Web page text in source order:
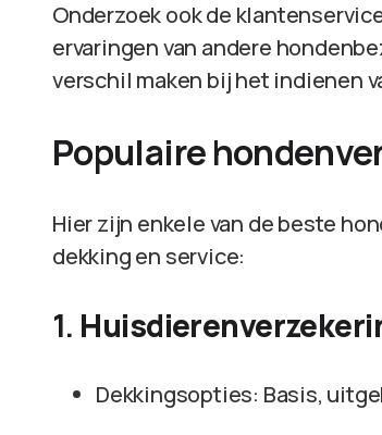
Onderzoek ook de
ervaringen van andere
verschil maken bij het indienen
Populaire
Hier zijn enkele van de beste
dekking en service:
1.
Dekkingsopties: Basis,